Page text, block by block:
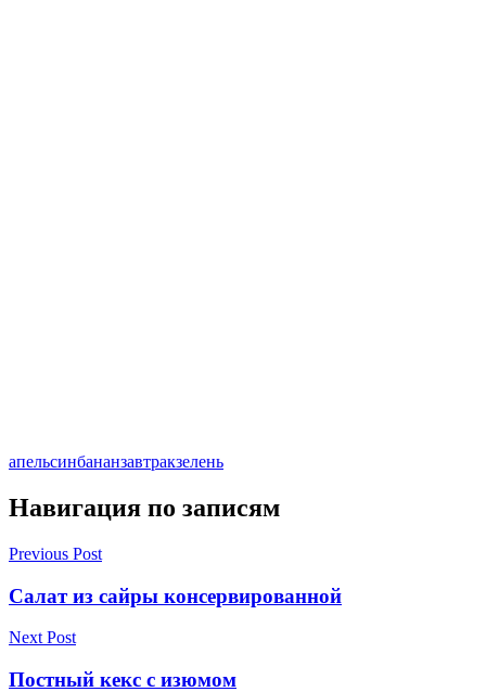
апельсинбананзавтракзелень
Навигация по записям
Previous Post
Салат из сайры консервированной
Next Post
Постный кекс с изюмом